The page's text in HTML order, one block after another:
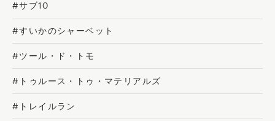
#サブ10
#すいかのシャーベット
#ツール・ド・トモ
#トゥルース・トゥ・マテリアルズ
#トレイルラン